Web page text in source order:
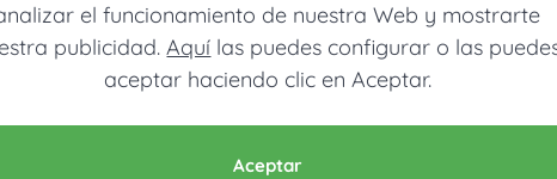
el funcionamiento de nuestra Web y mostrarte
publicidad.Aquí las puedes configurar o las
aceptar haciendo clic en Aceptar.
Aceptar
Móvil (Enviamos resultados vía